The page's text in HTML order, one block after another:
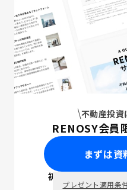
不動産投資
RENOSY会員
まずは資
初回面談で
プレゼント適用条